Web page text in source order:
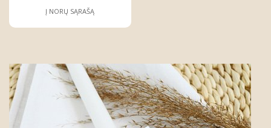
Į NORŲ SĄRAŠĄ